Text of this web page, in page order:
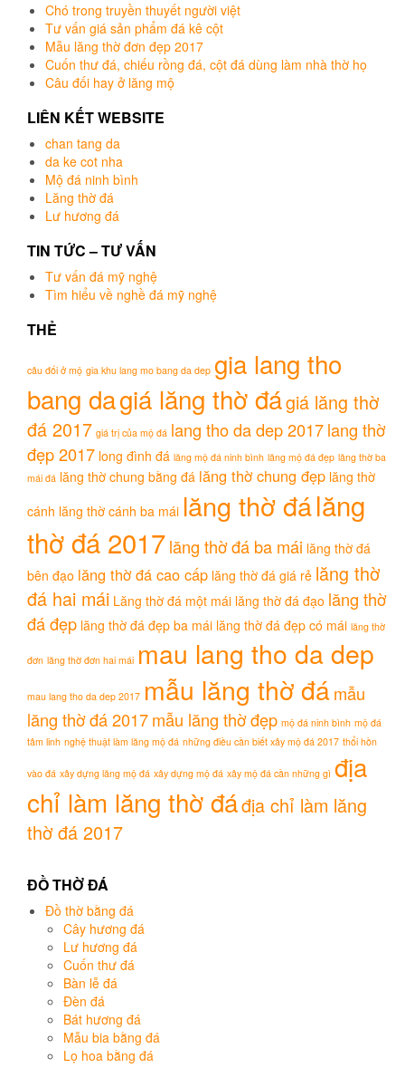
Chó trong truyền thuyết người việt
Tư vấn giá sản phẩm đá kê cột
Mẫu lăng thờ đơn đẹp 2017
Cuốn thư đá, chiếu rồng đá, cột đá dùng làm nhà thờ họ
Câu đối hay ở lăng mộ
LIÊN KẾT WEBSITE
chan tang da
da ke cot nha
Mộ đá ninh bình
Lăng thờ đá
Lư hương đá
TIN TỨC – TƯ VẤN
Tư vấn đá mỹ nghệ
Tìm hiểu về nghề đá mỹ nghệ
THẺ
câu đối ở mộ gia khu lang mo bang da dep gia lang tho
bang dagiá lăng thờ đágiá lăng thờ
đá 2017 giá trị của mộ đá lang tho da dep 2017lang thờ
đẹp 2017 long đình đá lăng mộ đá ninh bình lăng mộ đá đẹp lăng thờ ba
mái đá lăng thờ chung bằng đá lăng thờ chung đẹp lăng thờ
cánh lăng thờ cánh ba mái lăng thờ đálăng
thờ đá 2017lăng thờ đá ba mái lăng thờ đá
bên đạo lăng thờ đá cao cấp lăng thờ đá giá rẻ lăng thờ
đá hai mái Lăng thờ đá một mái lăng thờ đá đạo lăng thờ
đá đẹp lăng thờ đá đẹp ba mái lăng thờ đá đẹp có mái lăng thờ
đơn lăng thờ đơn hai mái mau lang tho da dep
mau lang tho da dep 2017 mẫu lăng thờ đámẫu
lăng thờ đá 2017mẫu lăng thờ đẹp mộ đá ninh bình mộ đá
tâm linh nghệ thuật làm lăng mộ đá những điều cần biết xây mộ đá 2017 thổi hồn
vào đá xây dựng lăng mộ đá xây dựng mộ đá xây mộ đá cần những gì địa
chỉ làm lăng thờ đáđịa chỉ làm lăng
thờ đá 2017
ĐỒ THỜ ĐÁ
Đồ thờ bằng đá
Cây hương đá
Lư hương đá
Cuốn thư đá
Bàn lễ đá
Đèn đá
Bát hương đá
Mẫu bia bằng đá
Lọ hoa bằng đá